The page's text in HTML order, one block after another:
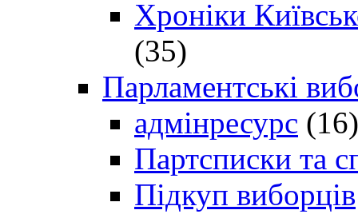
Хроніки
(35)
Парламентські
адмінресурс (16)
Партсписки та
Підкуп виборців